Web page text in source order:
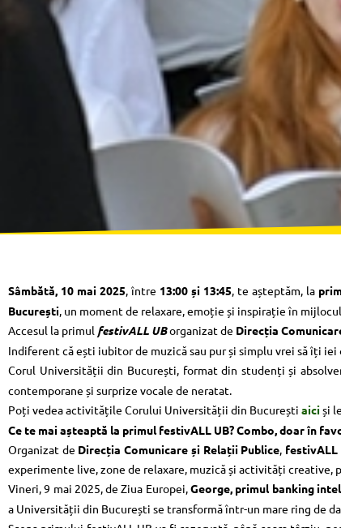
Sâmbătă, 10 mai 2025, între 13:00 și 13:45, te așteptăm, la
București, un moment de relaxare, emoție și inspirație în
Accesul la primul festivALL UBorganizat de Direcția
Indiferent că ești iubitor de muzică sau pur și simplu vrei să îți
Corul Universității din București, format din studenți și
contemporane și surprize vocale de neratat.
Poți vedea activitățile Corului Universității din București aiciși
Ce te mai așteaptă la primul festivALL UB? Combo, doar în
Organizat de Direcția Comunicare și Relații Publice, festivALL
experimente live, zone de relaxare, muzică și activități
Vineri, 9 mai 2025, de Ziua Europei,George, primul banking
a Universității din București se transformă într-un mare ring de